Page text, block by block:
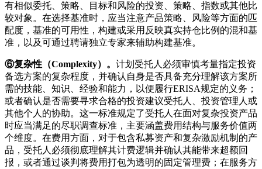
有相似委托、策略、目标和风险的投资、策略、指数或其他比
较对象。在选择基准时，应当注意产品策略、风险等方面的匹
配度，基准的可用性，构建或采用反映真实持仓比例的混和基
准，以及可通过聘请独立专家来辅助构建基准。
⑥复杂性（Complexity） 。 计划受托人必须审慎考量指定投资
备选方案的复杂程度，并确认自身是否具备充分理解该方案所
需的技能、知识、经验和能力，以便履行ERISA规定的义务；
或者确认是否需要寻求合格的投资建议受托人、投资管理人或
其他个人的协助。这一标准规定了受托人在面对复杂投资产品
时应当满足的尽职调查标准，主要涵盖费用结构与服务价值两
个维度。在费用方面，对于包含私募资产和复杂激励机制的产
品，受托人必须彻底理解其计费逻辑并确认其能带来超额回
报，或者通过谈判将费用打包为透明的固定管理费；在服务方